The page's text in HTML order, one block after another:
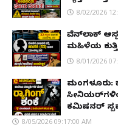
8/02/2026
ವೆನ್‌ಲಾಕ್
ಮಹಿಳೆಯ
8/01/2026
ಮಂಗಳೂರು:
ಕಮಿಷನರ್
8/05/2026 09:17:00 AM